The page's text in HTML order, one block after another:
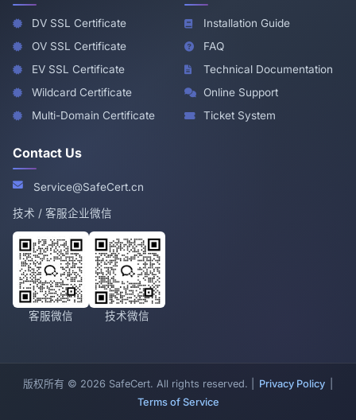
DV SSL Certificate
OV SSL Certificate
EV SSL Certificate
Wildcard Certificate
Multi-Domain Certificate
Installation Guide
FAQ
Technical Documentation
Online Support
Ticket System
Contact Us
Service@SafeCert.cn
技术 / 客服企业微信
客服微信 技术微信
版权所有 © 2026 SafeCert. All rights reserved. | Privacy Policy
Terms of Service